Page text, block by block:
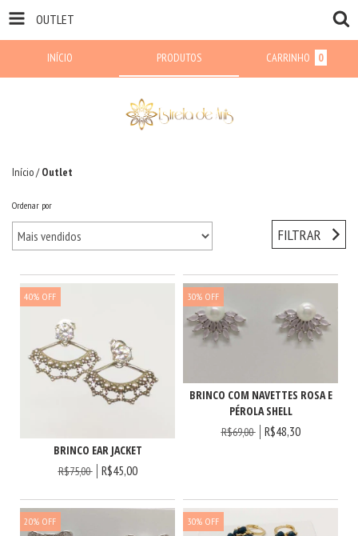
OUTLET
INÍCIO PRODUTOS CARRINHO 0
Início/ Outlet
Ordenar por
FILTRAR
40% OFF
BRINCO EAR JACKET
R$75,00 R$45,00
30% OFF
BRINCO COM NAVETTES ROSA E
PÉROLA SHELL
R$69,00 R$48,30
20% OFF 30% OFF